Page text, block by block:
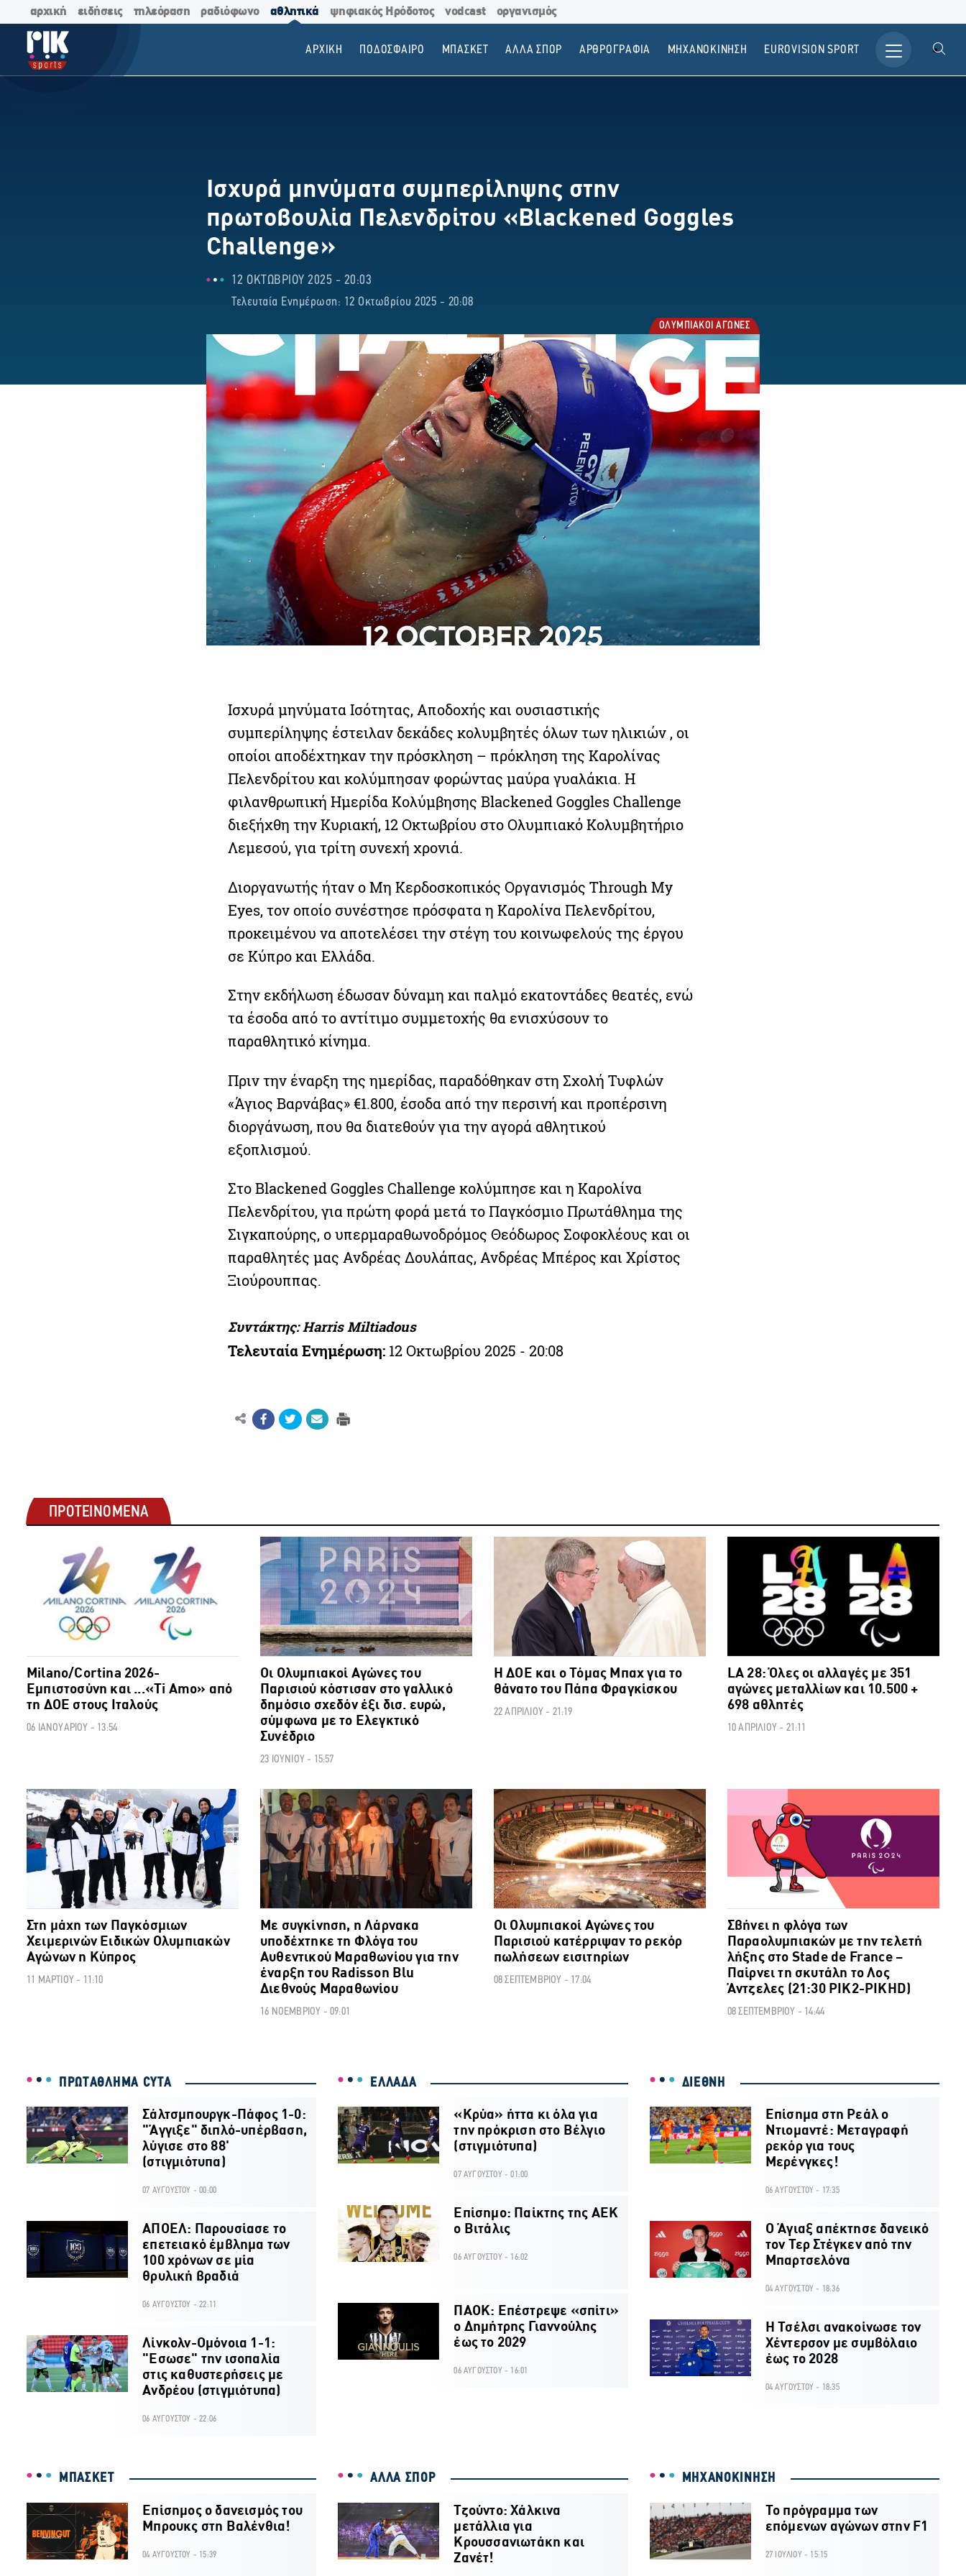
αρχική ειδήσεις τηλεόραση ραδιόφωνο αθλητικά ψηφιακός Ηρόδοτος vodcast οργανισμός
ΑΡΧΙΚΗ ΠΟΔΟΣΦΑΙΡΟ ΜΠΑΣΚΕΤ ΑΛΛΑ ΣΠΟΡ ΑΡΘΡΟΓΡΑΦΙΑ ΜΗΧΑΝΟΚΙΝΗΣΗ ΕUROVISION SPORT
Ισχυρά μηνύματα συμπερίληψης στην
πρωτοβουλία Πελενδρίτου «Blackened Goggles
Challenge»
12 ΟΚΤΩΒΡΙΟΥ 2025 - 20:03
Τελευταία Ενημέρωση: 12 Οκτωβρίου 2025 - 20:08
ΟΛΥΜΠΙΑΚΟΙ ΑΓΩΝΕΣ
Ισχυρά μηνύματα Ισότητας, Αποδοχής και ουσιαστικής
συμπερίληψης έστειλαν δεκάδες κολυμβητές όλων των ηλικιών , οι
οποίοι αποδέχτηκαν την πρόσκληση – πρόκληση της Καρολίνας
Πελενδρίτου και κολύμπησαν φορώντας μαύρα γυαλάκια. Η
φιλανθρωπική Ημερίδα Κολύμβησης Blackened Goggles Challenge
διεξήχθη την Κυριακή, 12 Οκτωβρίου στο Ολυμπιακό Κολυμβητήριο
Λεμεσού, για τρίτη συνεχή χρονιά.
Διοργανωτής ήταν ο Μη Κερδοσκοπικός Οργανισμός Through My
Eyes, τον οποίο συνέστησε πρόσφατα η Καρολίνα Πελενδρίτου,
προκειμένου να αποτελέσει την στέγη του κοινωφελούς της έργου
σε Κύπρο και Ελλάδα.
Στην εκδήλωση έδωσαν δύναμη και παλμό εκατοντάδες θεατές, ενώ
τα έσοδα από το αντίτιμο συμμετοχής θα ενισχύσουν το
παραθλητικό κίνημα.
Πριν την έναρξη της ημερίδας, παραδόθηκαν στη Σχολή Τυφλών
«Άγιος Βαρνάβας» €1.800, έσοδα από την περσινή και προπέρσινη
διοργάνωση, που θα διατεθούν για την αγορά αθλητικού
εξοπλισμού.
Στο Blackened Goggles Challenge κολύμπησε και η Καρολίνα
Πελενδρίτου, για πρώτη φορά μετά το Παγκόσμιο Πρωτάθλημα της
Σιγκαπούρης, ο υπερμαραθωνοδρόμος Θεόδωρος Σοφοκλέους και οι
παραθλητές μας Ανδρέας Δουλάπας, Ανδρέας Μπέρος και Χρίστος
Ξιούρουππας.
Συντάκτης: Harris Miltiadous
Τελευταία Ενημέρωση: 12 Οκτωβρίου 2025 - 20:08
ΠΡΟΤΕΙΝΟΜΕΝΑ
Milano/Cortina 2026-
Εμπιστοσύνη και ...«Ti Amo» από
τη ΔΟΕ στους Ιταλούς
06 ΙΑΝΟΥΑΡΙΟΥ - 13:54
ΟΛΥΜΠΙΑΚΟΙ ΑΓΩΝΕΣ
Οι Ολυμπιακοί Αγώνες του
Παρισιού κόστισαν στο γαλλικό
δημόσιο σχεδόν έξι δισ. ευρώ,
σύμφωνα με το Ελεγκτικό
Συνέδριο
23 ΙΟΥΝΙΟΥ - 15:57
ΟΛΥΜΠΙΑΚΟΙ ΑΓΩΝΕΣ
Η ΔΟΕ και ο Τόμας Μπαχ για το
θάνατο του Πάπα Φραγκίσκου
22 ΑΠΡΙΛΙΟΥ - 21:19
ΟΛΥΜΠΙΑΚΟΙ ΑΓΩΝΕΣ
LA 28: Όλες οι αλλαγές με 351
αγώνες μεταλλίων και 10.500 +
698 αθλητές
10 ΑΠΡΙΛΙΟΥ - 21:11
ΟΛΥΜΠΙΑΚΟΙ ΑΓΩΝΕΣ
Στη μάχη των Παγκόσμιων
Χειμερινών Ειδικών Ολυμπιακών
Αγώνων η Κύπρος
11 ΜΑΡΤΙΟΥ - 11:10
ΟΛΥΜΠΙΑΚΟΙ ΑΓΩΝΕΣ
Με συγκίνηση, η Λάρνακα
υποδέχτηκε τη Φλόγα του
Αυθεντικού Μαραθωνίου για την
έναρξη του Radisson Blu
Διεθνούς Μαραθωνίου
16 ΝΟΕΜΒΡΙΟΥ - 09:01
ΟΛΥΜΠΙΑΚΟΙ ΑΓΩΝΕΣ
Οι Ολυμπιακοί Αγώνες του
Παρισιού κατέρριψαν το ρεκόρ
πωλήσεων εισιτηρίων
08 ΣΕΠΤΕΜΒΡΙΟΥ - 17:04
Σβήνει η φλόγα των
Παραολυμπιακών με την τελετή
λήξης στο Stade de France –
Παίρνει τη σκυτάλη το Λος
Άντζελες (21:30 ΡΙΚ2-ΡΙΚΗD)
08 ΣΕΠΤΕΜΒΡΙΟΥ - 14:44
ΠΡΩΤΑΘΛΗΜΑ CYTA
Σάλτσμπουργκ-Πάφος 1-0:
"Άγγιξε" διπλό-υπέρβαση,
λύγισε στο 88'
(στιγμιότυπα)
07 ΑΥΓΟΥΣΤΟΥ - 00:00
ΑΠΟΕΛ: Παρουσίασε το
επετειακό έμβλημα των
100 χρόνων σε μία
θρυλική βραδιά
06 ΑΥΓΟΥΣΤΟΥ - 22:11
Λίνκολν-Ομόνοια 1-1:
"Εσωσε" την ισοπαλία
στις καθυστερήσεις με
Ανδρέου (στιγμιότυπα)
06 ΑΥΓΟΥΣΤΟΥ - 22:06
ΕΛΛΑΔΑ
«Κρύα» ήττα κι όλα για
την πρόκριση στο Βέλγιο
(στιγμιότυπα)
07 ΑΥΓΟΥΣΤΟΥ - 01:00
Επίσημο: Παίκτης της ΑΕΚ
ο Βιτάλις
06 ΑΥΓΟΥΣΤΟΥ - 16:02
ΠΑΟΚ: Επέστρεψε «σπίτι»
ο Δημήτρης Γιαννούλης
έως το 2029
06 ΑΥΓΟΥΣΤΟΥ - 16:01
ΔΙΕΘΝΗ
Επίσημα στη Ρεάλ ο
Ντιομαντέ: Μεταγραφή
ρεκόρ για τους
Μερένγκες!
06 ΑΥΓΟΥΣΤΟΥ - 17:35
Ο Άγιαξ απέκτησε δανεικό
τον Τερ Στέγκεν από την
Μπαρτσελόνα
04 ΑΥΓΟΥΣΤΟΥ - 18:36
H Τσέλσι ανακοίνωσε τον
Χέντερσον με συμβόλαιο
έως το 2028
04 ΑΥΓΟΥΣΤΟΥ - 18:35
ΜΠΑΣΚΕΤ
Επίσημος ο δανεισμός του
Μπρουκς στη Βαλένθια!
04 ΑΥΓΟΥΣΤΟΥ - 15:39
ΑΛΛΑ ΣΠΟΡ
Τζούντο: Χάλκινα
μετάλλια για
Κρουσσανιωτάκη και
Ζανέτ!
ΜΗΧΑΝΟΚΙΝΗΣΗ
Το πρόγραμμα των
επόμενων αγώνων στην F1
27 ΙΟΥΛΙΟΥ - 15:15